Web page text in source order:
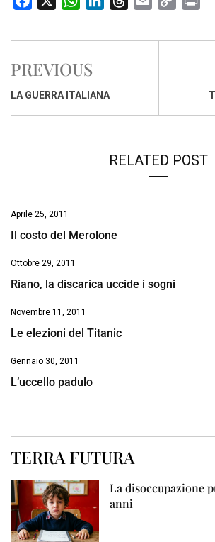
c
b
o
a
s
A
n
d
r
a
p
i
PREVIOUS
LA GUERRA ITALIANA
RELATED POST
Aprile 25, 2011
Il costo del Merolone
Ottobre 29, 2011
Riano, la discarica uccide i sogni
Novembre 11, 2011
Le elezioni del Titanic
Gennaio 30, 2011
L’uccello padulo
TERRA FUTURA
La disoccupazione
anni